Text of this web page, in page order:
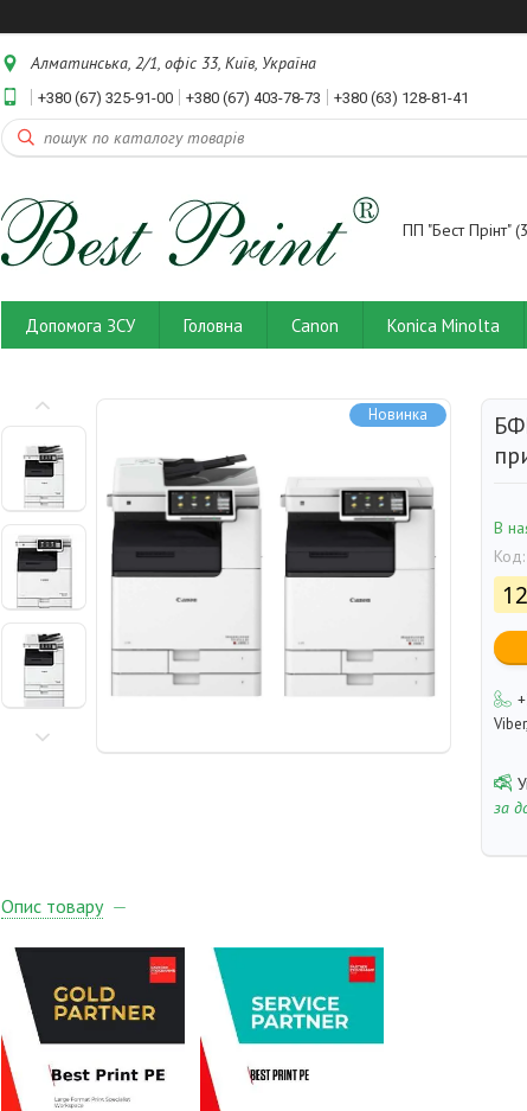
Алматинська, 2/1, офіс 33, Київ, Україна
+380 (67) 325-91-00 +380 (67) 403-78-73 +380 (63) 128-81-41
ПП "Бест Прінт"
Допомога ЗСУ Головна Canon Konica Minolta
Новинка
В
Код:
за
Опис товару